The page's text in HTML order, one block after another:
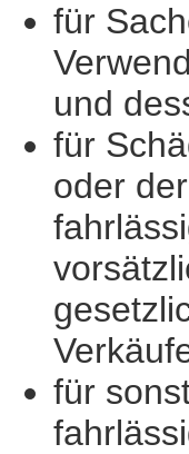
für
und
für
oder
für